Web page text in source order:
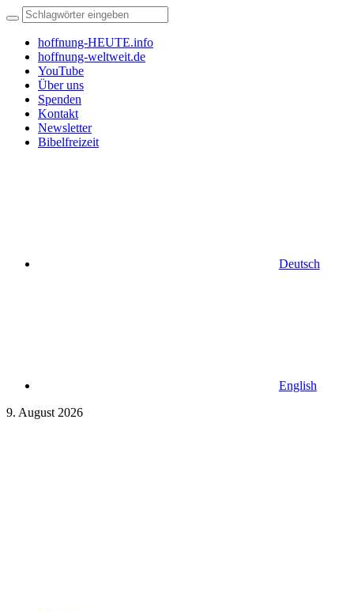
hoffnung-HEUTE.info
hoffnung-weltweit.de
YouTube
Über uns
Spenden
Kontakt
Newsletter
Bibelfreizeit
Deutsch
English
9. August 2026